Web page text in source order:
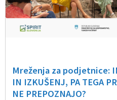
Mreženja za podjetnice:
IN IZKUŠENJ, PA TEGA
NE PREPOZNAJO?